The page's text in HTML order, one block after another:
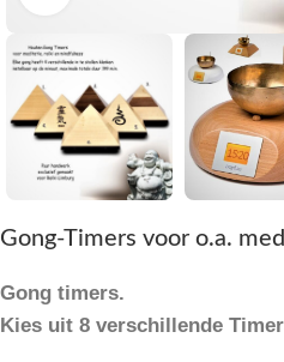
Gong-Timers voor o.a.
Gong timers.
Kies uit 8 verschillende